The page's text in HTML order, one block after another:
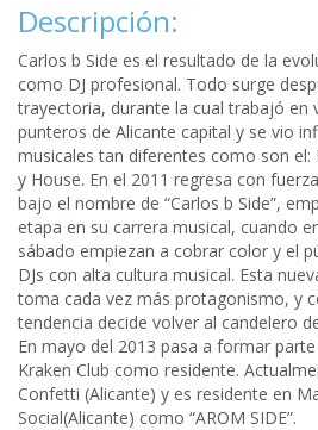
Descripción:
Carlos b Side es el resultado de la
como DJ profesional. Todo surge
trayectoria, durante la cual trabajó en
punteros de Alicante capital y se vio
musicales tan diferentes como son el:
y House. En el 2011 regresa con
bajo el nombre de “Carlos b Side”,
etapa en su carrera musical, cuando
sábado empiezan a cobrar color y el
DJs con alta cultura musical. Esta
toma cada vez más protagonismo, y
tendencia decide volver al candelero
En mayo del 2013 pasa a formar
Kraken Club como residente.
Confetti (Alicante) y es residente en
Social(Alicante) como “AROM SIDE”.